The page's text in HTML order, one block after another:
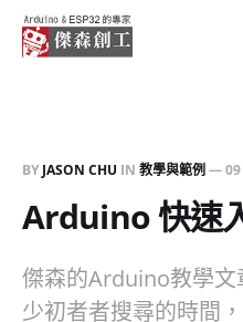
BY JASON CHU IN 教學與範例 —
Arduino 快速
傑森的Arduino教學
少初者者搜尋的時間